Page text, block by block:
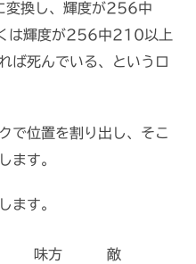
変換し、輝度が256中
は輝度が256中210以上
ば死んでいる、というロ
で位置を割り出し、そこ
ます。
ます。
味方 敵